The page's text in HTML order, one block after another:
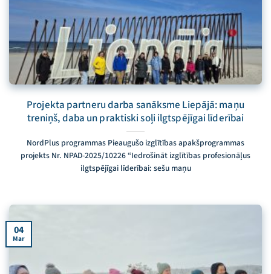
Projekta partneru darba sanāksme Liepājā: maņu
treniņš, daba un praktiski soļi ilgtspējīgai līderībai
NordPlus programmas Pieaugušo izglītības apakšprogrammas
projekts Nr. NPAD-2025/10226 “Iedrošināt izglītības profesionāļus
ilgtspējīgai līderībai: sešu maņu
04
Mar